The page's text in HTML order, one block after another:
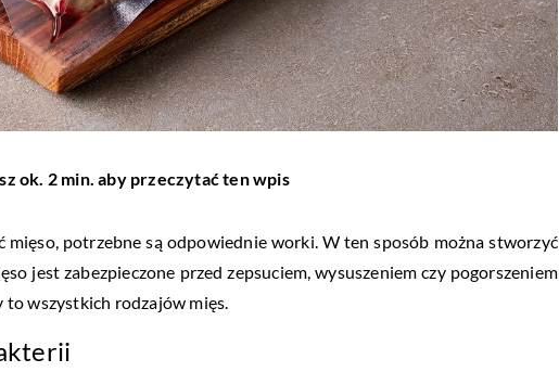
ok. 2 min. aby przeczytać ten wpis
mięso, potrzebne są odpowiednie worki. W ten sposób można stworzyć
jest zabezpieczone przed zepsuciem, wysuszeniem czy pogorszeniem
to wszystkich rodzajów mięs.